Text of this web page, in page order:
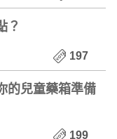
？
197
的兒童藥箱準備
199